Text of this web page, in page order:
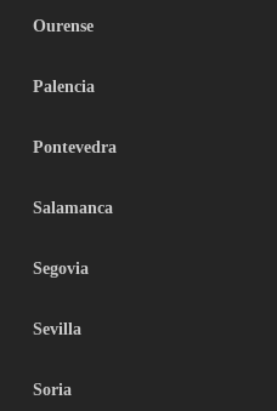
Ourense
Palencia
Pontevedra
Salamanca
Segovia
Sevilla
Soria